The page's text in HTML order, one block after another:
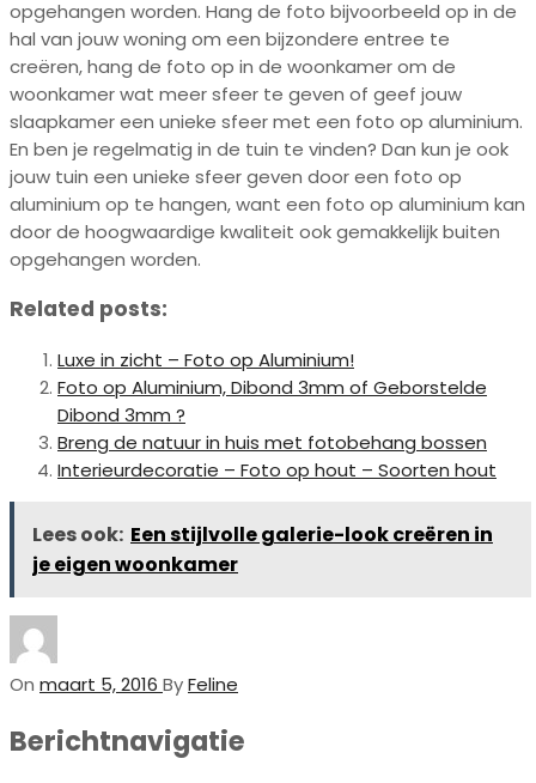
opgehangen worden. Hang de foto bijvoorbeeld op in de
hal van jouw woning om een bijzondere entree te
creëren, hang de foto op in de woonkamer om de
woonkamer wat meer sfeer te geven of geef jouw
slaapkamer een unieke sfeer met een foto op aluminium.
En ben je regelmatig in de tuin te vinden? Dan kun je ook
jouw tuin een unieke sfeer geven door een foto op
aluminium op te hangen, want een foto op aluminium kan
door de hoogwaardige kwaliteit ook gemakkelijk buiten
opgehangen worden.
Related posts:
Luxe in zicht – Foto op Aluminium!
Foto op Aluminium, Dibond 3mm of Geborstelde
Dibond 3mm ?
Breng de natuur in huis met fotobehang bossen
Interieurdecoratie – Foto op hout – Soorten hout
Lees ook: Een stijlvolle galerie-look creëren in
je eigen woonkamer
On maart 5, 2016 ByFeline
Berichtnavigatie